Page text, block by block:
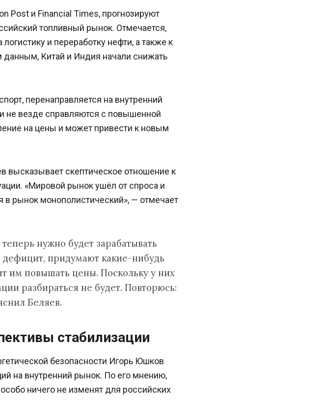
Post и Financial Times, прогнозируют
топливный рынок. Отмечается,
и переработку нефти, а также к
Китай и Индия начали снижать
перенаправляется на внутренний
везде справляются с повышенной
на цены и может привести к новым
высказывает скептическое отношение к
«Мировой рынок ушёл от спроса и
рынок монополистический», — отмечает
нужно будет зарабатывать
дефицит, придумают какие-нибудь
им повышать цены. Поскольку у них
разбираться не будет. Повторюсь:
Беляев.
стабилизации
безопасности Игорь Юшков
на внутренний рынок. По его мнению,
ничего не изменят для российских